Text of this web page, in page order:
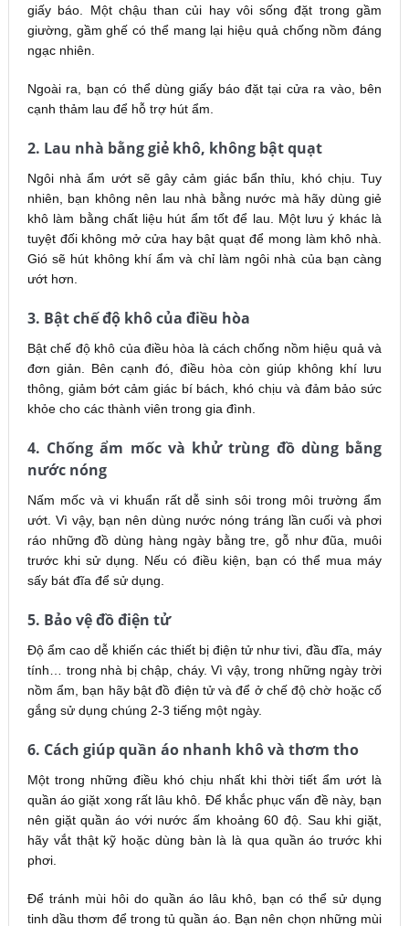
giấy báo. Một chậu than củi hay vôi sống đặt trong gầm
giường, gầm ghế có thể mang lại hiệu quả chống nồm đáng
ngạc nhiên.
Ngoài ra, bạn có thể dùng giấy báo đặt tại cửa ra vào, bên
cạnh thảm lau để hỗ trợ hút ẩm.
2. Lau nhà bằng giẻ khô, không bật quạt
Ngôi nhà ẩm ướt sẽ gây cảm giác bẩn thỉu, khó chịu. Tuy
nhiên, bạn không nên lau nhà bằng nước mà hãy dùng giẻ
khô làm bằng chất liệu hút ẩm tốt để lau. Một lưu ý khác là
tuyệt đối không mở cửa hay bật quạt để mong làm khô nhà.
Gió sẽ hút không khí ẩm và chỉ làm ngôi nhà của bạn càng
ướt hơn.
3. Bật chế độ khô của điều hòa
Bật chế độ khô của điều hòa là cách chống nồm hiệu quả và
đơn giản. Bên cạnh đó, điều hòa còn giúp không khí lưu
thông, giảm bớt cảm giác bí bách, khó chịu và đảm bảo sức
khỏe cho các thành viên trong gia đình.
4. Chống ẩm mốc và khử trùng đồ dùng bằng
nước nóng
Nấm mốc và vi khuẩn rất dễ sinh sôi trong môi trường ẩm
ướt. Vì vậy, bạn nên dùng nước nóng tráng lần cuối và phơi
ráo những đồ dùng hàng ngày bằng tre, gỗ như đũa, muôi
trước khi sử dụng. Nếu có điều kiện, bạn có thể mua máy
sấy bát đĩa để sử dụng.
5. Bảo vệ đồ điện tử
Độ ẩm cao dễ khiến các thiết bị điện tử như tivi, đầu đĩa, máy
tính… trong nhà bị chập, cháy. Vì vậy, trong những ngày trời
nồm ẩm, bạn hãy bật đồ điện tử và để ở chế độ chờ hoặc cố
gắng sử dụng chúng 2-3 tiếng một ngày.
6. Cách giúp quần áo nhanh khô và thơm tho
Một trong những điều khó chịu nhất khi thời tiết ẩm ướt là
quần áo giặt xong rất lâu khô. Để khắc phục vấn đề này, bạn
nên giặt quần áo với nước ấm khoảng 60 độ. Sau khi giặt,
hãy vắt thật kỹ hoặc dùng bàn là là qua quần áo trước khi
phơi.
Để tránh mùi hôi do quần áo lâu khô, bạn có thể sử dụng
tinh dầu thơm để trong tủ quần áo. Bạn nên chọn những mùi